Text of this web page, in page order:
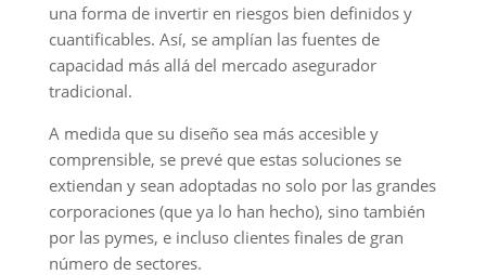
una forma de invertir en riesgos bien definidos y
cuantificables. Así, se amplían las fuentes de
capacidad más allá del mercado asegurador
tradicional.
A medida que su diseño sea más accesible y
comprensible, se prevé que estas soluciones se
extiendan y sean adoptadas no solo por las grandes
corporaciones (que ya lo han hecho), sino también
por las pymes, e incluso clientes finales de gran
número de sectores.